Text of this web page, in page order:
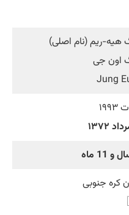
هیه-ریم (نام اصلی)
اون جی
Jung
کره جنوبی